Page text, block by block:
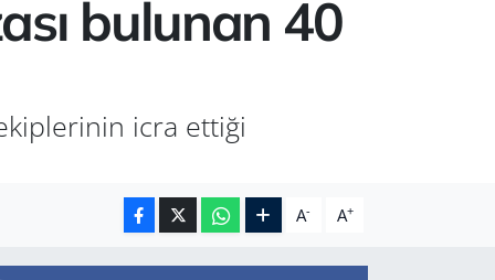
bulunan 40
icra ettiği
A- A+